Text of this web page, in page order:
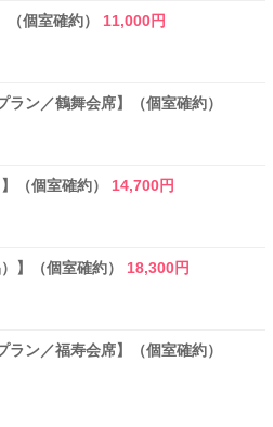
（個室確約） 11,000円
ラン／鶴舞会席】（個室確約）
（個室確約） 14,700円
】（個室確約） 18,300円
ラン／福寿会席】（個室確約）